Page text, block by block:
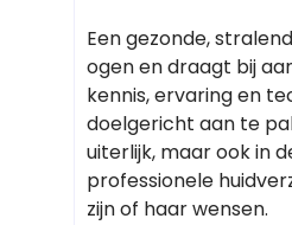
Een gezonde,
ogen en draagt bij
kennis, ervaring en
doelgericht aan te
uiterlijk, maar ook in
professionele
zijn of haar wensen.